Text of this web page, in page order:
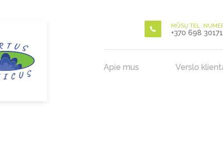
MŪSŲ TEL.
+370 698 30171
Apie mus Verslo